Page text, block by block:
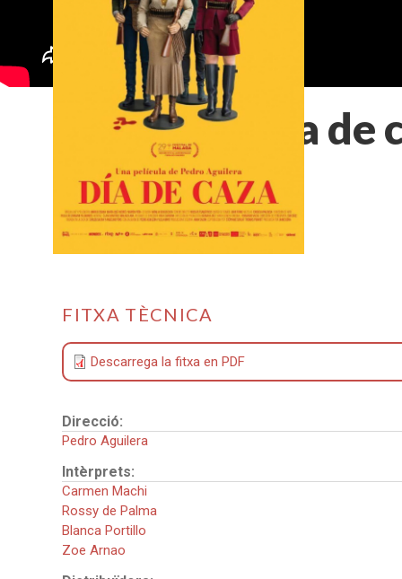
Día de
FITXA TÈCNICA
Descarrega la fitxa en PDF
Direcció:
Pedro Aguilera
Intèrprets:
Carmen Machi
Rossy de Palma
Blanca Portillo
Zoe Arnao